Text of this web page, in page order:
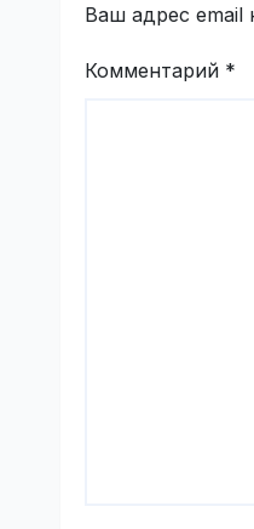
Ваш адрес email
Комментарий *